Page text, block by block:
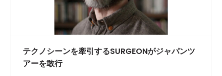
テクノシーンを牽引するSURGEONがジャパンツ
アーを敢行